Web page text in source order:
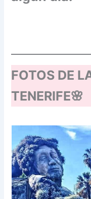
FOTOS DE
TENERIFE🌸